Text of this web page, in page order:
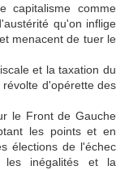
capitalisme comme
qu'on inflige
menacent de tuer le
et la taxation du
d'opérette des
le Front de Gauche
les points et en
élections de l'échec
les inégalités et la